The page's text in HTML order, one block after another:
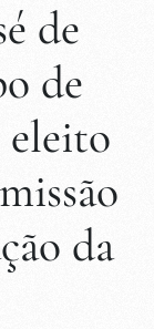
de
de
eleito
da